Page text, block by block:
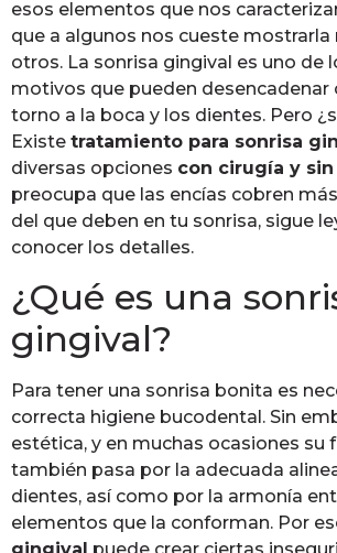
esos elementos que nos
que a algunos nos cueste mostrarla
otros. La sonrisa gingival es uno de
motivos que pueden desencadenar
torno a la boca y los dientes. Pero
Existe tratamiento para sonrisa
diversas opciones con cirugía y sin
preocupa que las encías cobren
del que deben en tu sonrisa, sigue
conocer los detalles.
¿Qué es una
gingival?
Para tener una sonrisa bonita es
correcta higiene bucodental. Sin
estética, y en muchas ocasiones su
también pasa por la adecuada
dientes, así como por la armonía
elementos que la conforman. Por